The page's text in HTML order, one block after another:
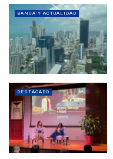
BANCA Y ACTUALIDAD
DESTACADO